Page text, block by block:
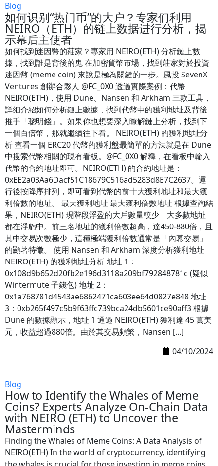
Blog
如何识别“热门币”的大户？专家们利用
NEIRO（ETH）的链上数据进行分析，揭
示幕后主使者
如何找到迷因幣的莊家？專家用 NEIRO(ETH) 分析鏈上數
據，找到誰是背後的鬼 在加密貨幣市場，找到莊家對於投資
迷因幣 (meme coin) 來說是極為關鍵的一步。風投 SevenX
Ventures 創辦合夥人 @FC_0X0 透過實際案例：代幣
NEIRO(ETH)，使用 Dune、Nansen 和 Arkham 三款工具，
詳細介紹如何分析鏈上數據，找到代幣中的獲利地址及背後
推手「聰明錢」。如果你也想要深入瞭解鏈上分析，找到下
一個百倍幣，那就繼續往下看。 NEIRO(ETH) 的獲利地址分
析 查看一個 ERC20 代幣的獲利盤最簡單的方法就是在 Dune
中搜索代幣相關的現有看板。@FC_0X0 解釋，在看板中輸入
代幣的合約地址即可。NEIRO(ETH) 的合約地址是：
0xEE2a03Aa6Dacf51C18679C516ad5283d8E7C2637。運
行後按降序排列，即可看到代幣的前十大獲利地址和最大獲
利倍數的地址。 最大獲利地址 最大獲利倍數地址 根據查詢結
果，NEIRO(ETH) 現階段浮盈的大戶數量較少，大多數地址
都在浮虧中。前三名地址的獲利倍數超高，達450-880倍，且
其中交易次數極少，這種極端獲利倍數通常是「內幕交易」
的顯著特徵。 使用 Nansen 和 Arkham 深度分析獲利地址
NEIRO(ETH) 的獲利地址分析 地址 1：
0x108d9b652d20fb2e196d3118a209bf792848781c (疑似
Wintermute 子錢包) 地址 2：
0x1a768781d4543ae6862471ca603ee64d0827e848 地址
3：0xb265f497c5b9f63ffc739bca24db5601ce90aff3 根據
Dune 的數據顯示，地址 1 通過 NEIRO(ETH) 獲利達 45 萬美
元，收益超過880倍。由於其交易頻繁，Nansen […]
04/10/2024
Blog
How to Identify the Whales of Meme
Coins? Experts Analyze On-Chain Data
with NEIRO (ETH) to Uncover the
Masterminds
Finding the Whales of Meme Coins: A Data Analysis of
NEIRO(ETH) In the world of cryptocurrency, identifying